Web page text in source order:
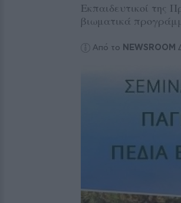
Εκπαιδευτικοί της
βιωματικά
Από το NEWSROOM